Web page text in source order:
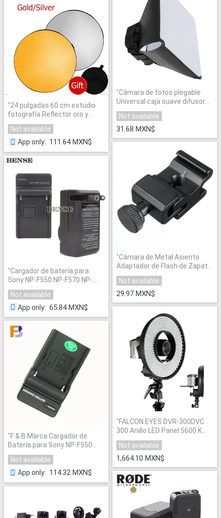
"24 pulgadas 60 cm estudio
fotografía Reflector oro y
plata de doble cara tablero
suave cámara fotografía
reflectores"
Not available
App only: 111.64 MXN$
"Cargador de batería para
Sony NP-F550 NP-F570 NP-
F750 NP-F960 NP-F330 NP-
F970 "
Not available
App only: 65.84 MXN$
"F & B Marca Cargador de
Batería para Sony NP-F550
NP-F570 NP-F970 NP-F750
Batería Luz de Vídeo LED
Cargador de Batería "
Not available
App only: 114.32 MXN$
"Cámara de fotos plegable
Universal caja suave difusor
de Flash Softbox para Canon
580EX 550Ex 540EZ 430EZ
420EZ 430EX 420EX
Not available
31.68 MXN$
"Cámara de Metal Asiento
Adaptador de Flash de Zapata
Adaptador de Montaje con 1/4
Tornillo de Bloque para Flash
Holder Soporte para Trípode
de Cámara"
Not available
29.97 MXN$
"FALCON EYES DVR-300DVC
300 Anillo LED Panel 5600 K
Iluminación Lentes Luz
Continua para DSLR
Fotografía"
Not available
1,664.10 MXN$